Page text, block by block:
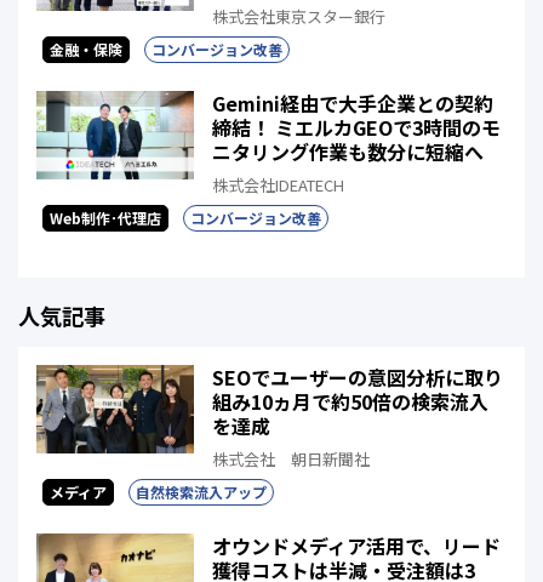
株式会社東京スター銀行
金融・保険 コンバージョン改善
Gemini経由で大手企業との契約
締結！ ミエルカGEOで3時間のモ
ニタリング作業も数分に短縮へ
株式会社IDEATECH
Web制作･代理店 コンバージョン改善
人気記事
SEOでユーザーの意図分析に取り
組み10ヵ月で約50倍の検索流入
を達成
株式会社 朝日新聞社
メディア 自然検索流入アップ
オウンドメディア活用で、リード
獲得コストは半減・受注額は3